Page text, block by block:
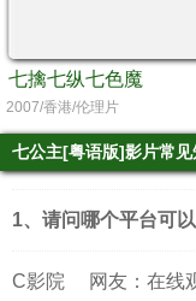
七擒七纵七色魔
2007/香港/伦理片
七公主[粤语版]影片常见
1、请问哪个平台可以
C影院 网友：在线